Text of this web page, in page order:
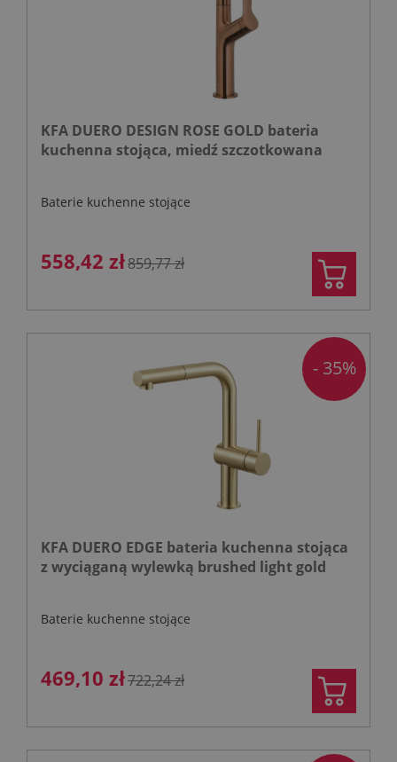
KFA DUERO DESIGN ROSE GOLD bateria
kuchenna stojąca, miedź szczotkowana
Baterie kuchenne stojące
558,42 zł859,77 zł
KFA DUERO EDGE bateria kuchenna stojąca
z wyciąganą wylewką brushed light gold
Baterie kuchenne stojące
469,10 zł722,24 zł
- 35%